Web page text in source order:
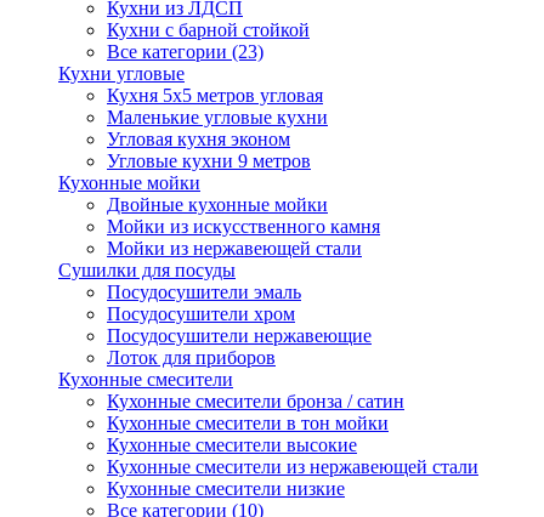
Кухни из ЛДСП
Кухни с барной стойкой
Все категории (23)
Кухни угловые
Кухня 5х5 метров угловая
Маленькие угловые кухни
Угловая кухня эконом
Угловые кухни 9 метров
Кухонные мойки
Двойные кухонные мойки
Мойки из искусственного камня
Мойки из нержавеющей стали
Сушилки для посуды
Посудосушители эмаль
Посудосушители хром
Посудосушители нержавеющие
Лоток для приборов
Кухонные смесители
Кухонные смесители бронза / сатин
Кухонные смесители в тон мойки
Кухонные смесители высокие
Кухонные смесители из нержавеющей стали
Кухонные смесители низкие
Все категории (10)